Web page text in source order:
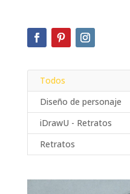
Todos
Diseño de personaje
iDrawU - Retratos
Retratos